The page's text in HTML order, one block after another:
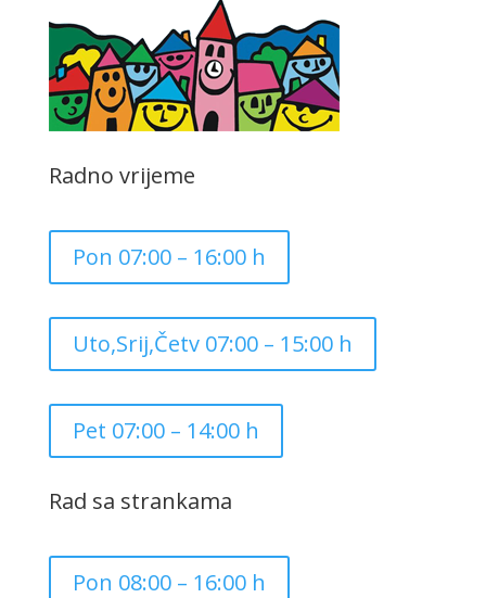
Radno vrijeme
Pon 07:00 – 16:00 h
Uto,Srij,Četv 07:00 – 15:00 h
Pet 07:00 – 14:00 h
Rad sa strankama
Pon 08:00 – 16:00 h